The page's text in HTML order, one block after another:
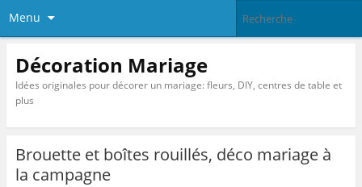
Menu
Décoration Mariage
Idées originales pour décorer un mariage: fleurs, DIY, centres de table et
plus
Brouette et boîtes rouillés, déco mariage à
la campagne